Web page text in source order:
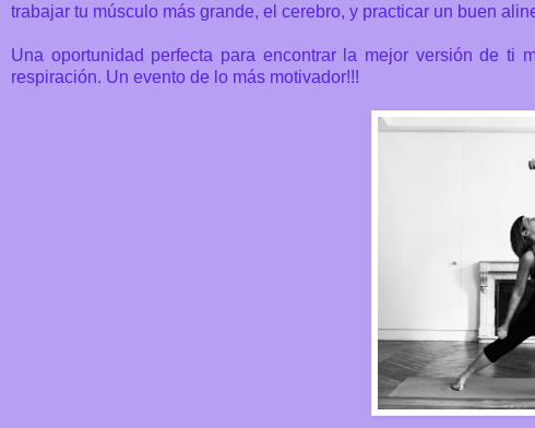
trabajar tu músculo más grande, el cerebro, y practicar un buen
Una oportunidad perfecta para encontrar la mejor versión de ti
respiración. Un evento de lo más motivador!!!